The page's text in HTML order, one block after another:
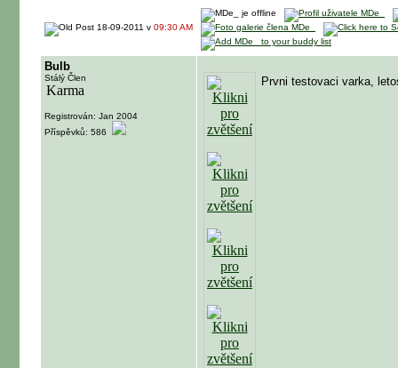
18-09-2011 v 09:30 AM
Bulb
Stálý Člen
Registrován: Jan 2004
Příspěvků: 586
Prvni testovaci varka,